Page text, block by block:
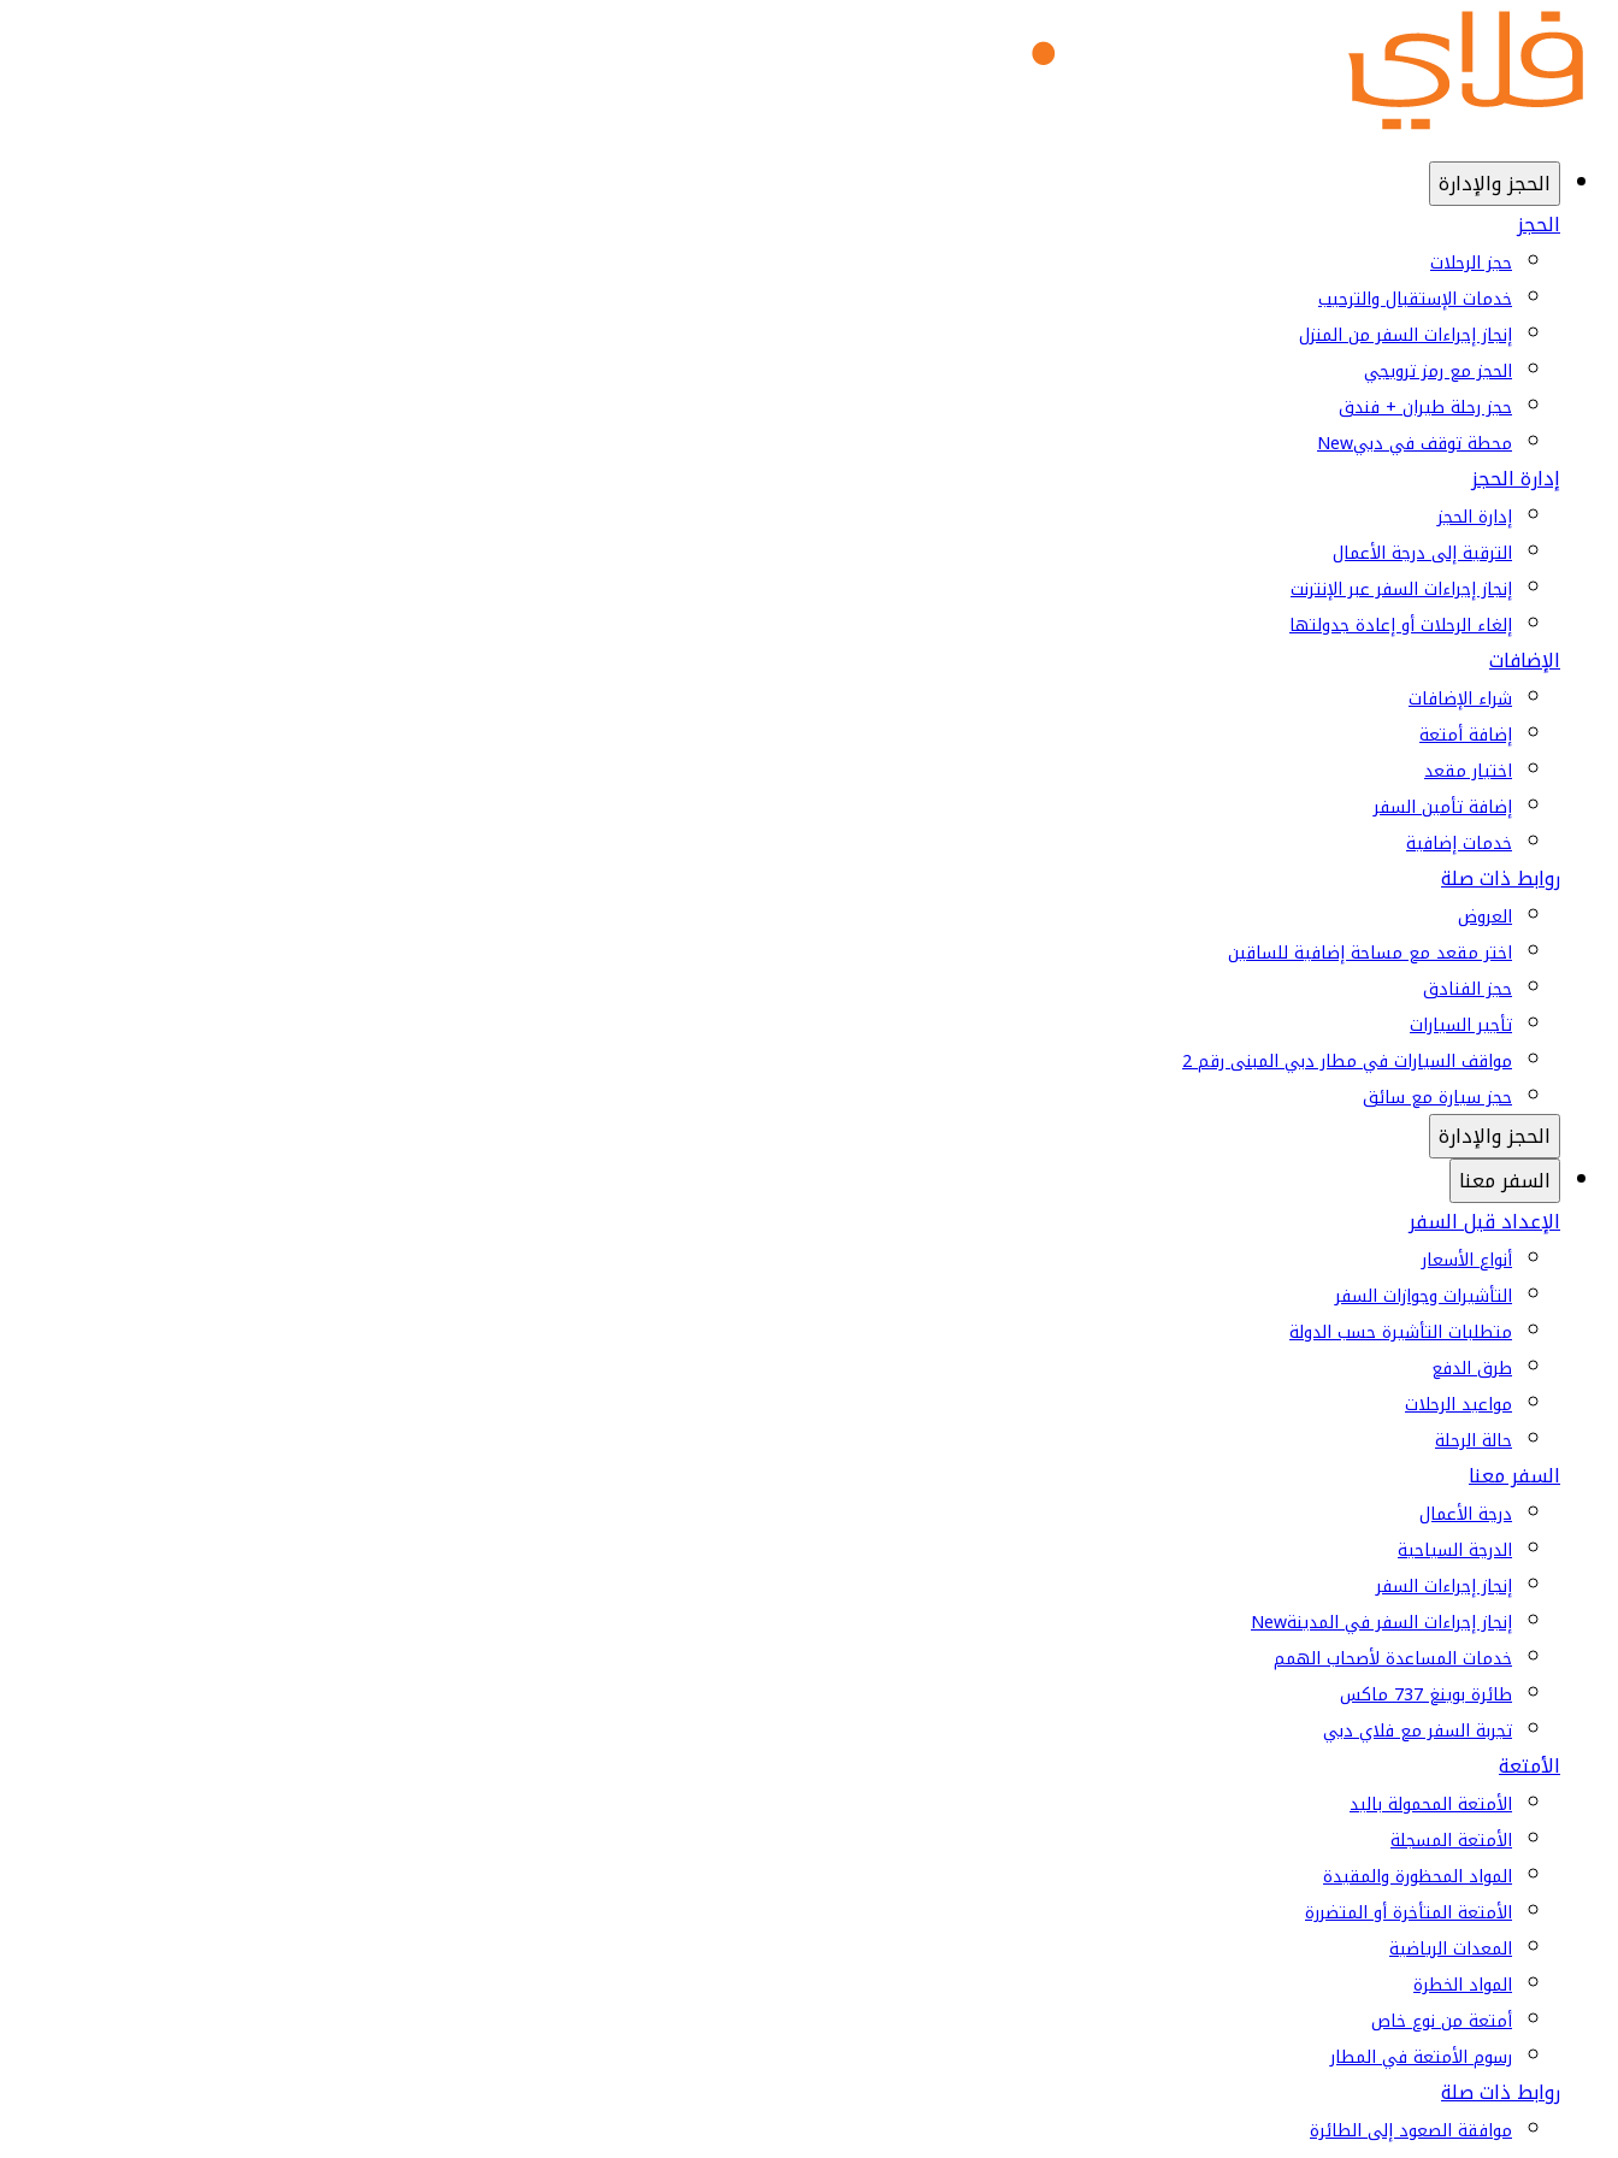
الحجز والإدارة
الحجز
حجز الرحلات
خدمات الإستقبال والترحيب
إنجاز إجراءات السفر من المنزل
الحجز مع رمز ترويجي
حجز رحلة طيران + فندق
محطة توقف في دبيNew
إدارة الحجز
إدارة الحجز
الترقية إلى درجة الأعمال
إنجاز إجراءات السفر عبر الإنترنت
إلغاء الرحلات أو إعادة جدولتها
الإضافات
شراء الإضافات
إضافة أمتعة
اختيار مقعد
إضافة تأمين السفر
خدمات إضافية
روابط ذات صلة
العروض
اختر مقعد مع مساحة إضافية للساقين
حجز الفنادق
تأجير السيارات
مواقف السيارات في مطار دبي المبنى رقم 2
حجز سيارة مع سائق
الحجز والإدارة
السفر معنا
الإعداد قبل السفر
أنواع الأسعار
التأشيرات وجوازات السفر
متطلبات التأشيرة حسب الدولة
طرق الدفع
مواعيد الرحلات
حالة الرحلة
السفر معنا
درجة الأعمال
الدرجة السياحية
إنجاز إجراءات السفر
إنجاز إجراءات السفر في المدينةNew
خدمات المساعدة لأصحاب الهمم
طائرة بوينغ 737 ماكس
تجربة السفر مع فلاي دبي
الأمتعة
الأمتعة المحمولة باليد
الأمتعة المسجلة
المواد المحظورة والمقيدة
الأمتعة المتأخرة أو المتضررة
المعدات الرياضية
المواد الخطرة
أمتعة من نوع خاص
رسوم الأمتعة في المطار
روابط ذات صلة
موافقة الصعود إلى الطائرة